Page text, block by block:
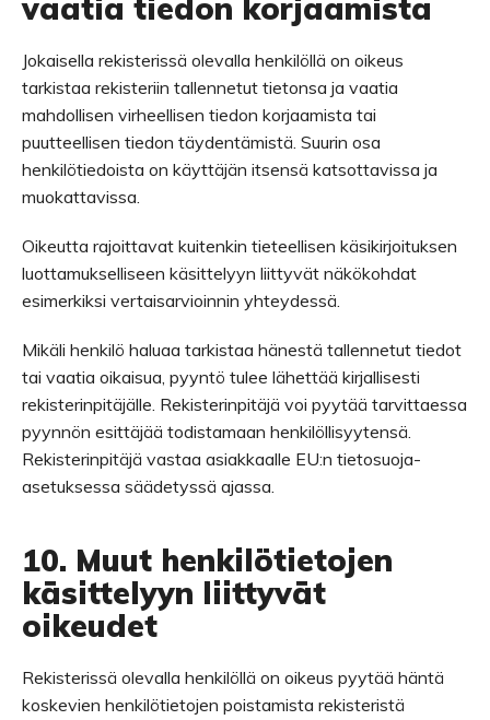
vaatia tiedon korjaamista
Jokaisella rekisterissä olevalla henkilöllä on oikeus
tarkistaa rekisteriin tallennetut tietonsa ja vaatia
mahdollisen virheellisen tiedon korjaamista tai
puutteellisen tiedon täydentämistä. Suurin osa
henkilötiedoista on käyttäjän itsensä katsottavissa ja
muokattavissa.
Oikeutta rajoittavat kuitenkin tieteellisen käsikirjoituksen
luottamukselliseen käsittelyyn liittyvät näkökohdat
esimerkiksi vertaisarvioinnin yhteydessä.
Mikäli henkilö haluaa tarkistaa hänestä tallennetut tiedot
tai vaatia oikaisua, pyyntö tulee lähettää kirjallisesti
rekisterinpitäjälle. Rekisterinpitäjä voi pyytää tarvittaessa
pyynnön esittäjää todistamaan henkilöllisyytensä.
Rekisterinpitäjä vastaa asiakkaalle EU:n tietosuoja-
asetuksessa säädetyssä ajassa.
10. Muut henkilötietojen
käsittelyyn liittyvät
oikeudet
Rekisterissä olevalla henkilöllä on oikeus pyytää häntä
koskevien henkilötietojen poistamista rekisteristä